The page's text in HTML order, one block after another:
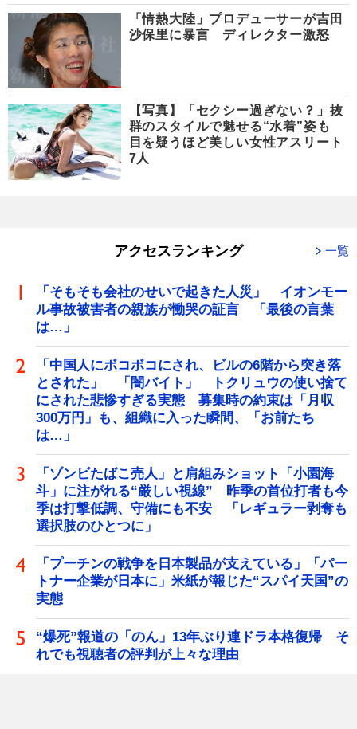
「情熱大陸」プロデューサーが吉田
沙保里に暴言 ディレクター激怒
【写真】「セクシー過ぎない？」抜
群のスタイルで魅せる“水着”姿も
目を疑うほど美しい女性アスリート
7人
アクセスランキング 一覧
「そもそも会社のせいで起きた人災」 イオンモー
ル事故被害者の親族が慟哭の証言 「最後の言葉
は…」
「中国人にボコボコにされ、ビルの6階から突き落
とされた」 「闇バイト」 トクリュウの使い捨て
にされた悲惨すぎる実態 募集時の約束は「月収
300万円」も、組織に入った瞬間、「お前たち
は…」
「ゾンビたばこ売人」と肩組みショット「小園海
斗」に注がれる“厳しい視線” 昨季の首位打者も今
季は打撃低調、守備にも不安 「レギュラー剥奪も
選択肢のひとつに」
「プーチンの戦争を日本製品が支えている」「パー
トナー企業が日本に」米紙が報じた“スパイ天国”の
実態
“爆死”報道の「のん」13年ぶり連ドラ本格復帰 そ
れでも視聴者の評判が上々な理由